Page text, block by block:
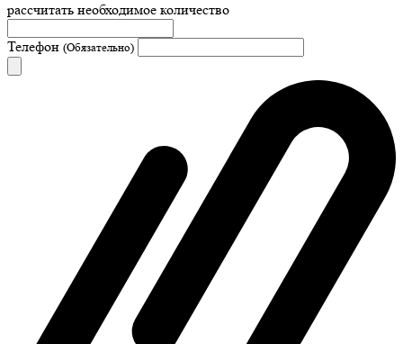
рассчитать необходимое количество
Телефон (Обязательно)